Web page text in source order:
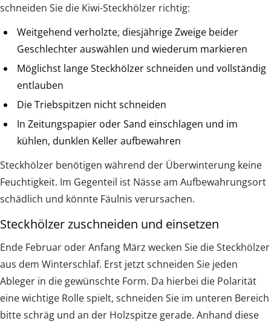
schneiden Sie die Kiwi-Steckhölzer richtig:
Weitgehend verholzte, diesjährige Zweige beider
Geschlechter auswählen und wiederum markieren
Möglichst lange Steckhölzer schneiden und vollständig
entlauben
Die Triebspitzen nicht schneiden
In Zeitungspapier oder Sand einschlagen und im
kühlen, dunklen Keller aufbewahren
Steckhölzer benötigen während der Überwinterung keine
Feuchtigkeit. Im Gegenteil ist Nässe am Aufbewahrungsort
schädlich und könnte Fäulnis verursachen.
Steckhölzer zuschneiden und einsetzen
Ende Februar oder Anfang März wecken Sie die Steckhölzer
aus dem Winterschlaf. Erst jetzt schneiden Sie jeden
Ableger in die gewünschte Form. Da hierbei die Polarität
eine wichtige Rolle spielt, schneiden Sie im unteren Bereich
bitte schräg und an der Holzspitze gerade. Anhand diese